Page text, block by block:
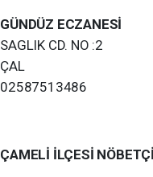
GÜNDÜZ ECZANESİ
SAGLIK CD. NO :2
ÇAL
02587513486
ÇAMELİ İLÇESİ